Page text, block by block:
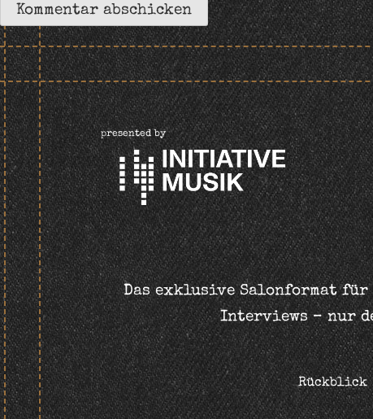
presented by
Das exklusive Salonformat für
Interviews – nur
Rückblick